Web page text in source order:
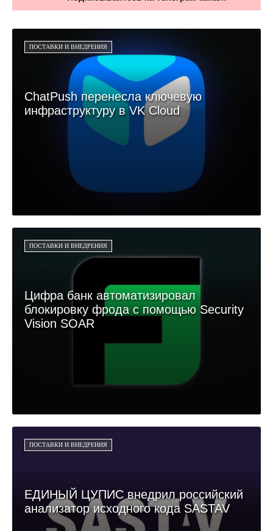
ПОСТАВКИ И ВНЕДРЕНИЯ
ChatPush перенесла ключевую
инфраструктуру в VK Cloud
ПОСТАВКИ И ВНЕДРЕНИЯ
Цифра банк автоматизировал
блокировку фрода с помощью Security
Vision SOAR
ПОСТАВКИ И ВНЕДРЕНИЯ
ЕДИНЫЙ ЦУПИС внедрил российский
анализатор исходного кода SASTAV